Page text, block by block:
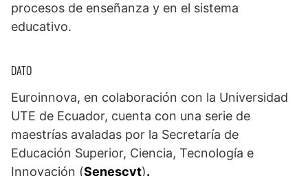
procesos de enseñanza y en el sistema
educativo.
DATO
Euroinnova, en colaboración con la Universidad
UTE de Ecuador, cuenta con una serie de
maestrías avaladas por la Secretaría de
Educación Superior, Ciencia, Tecnología e
Innovación (Senescyt).